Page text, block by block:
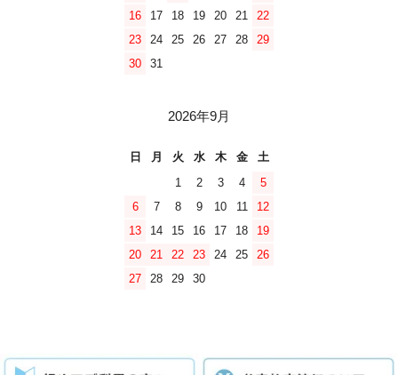
16
17 18 19 20 21
22
23
24 25 26 27 28
29
30
31
2026年9月
日 月 火 水 木 金
土
1
2 3 4
5
6
7 8 9 10 11
12
13
14 15 16 17 18
19
20
21 22 23 24 25
26
27
28 29 30